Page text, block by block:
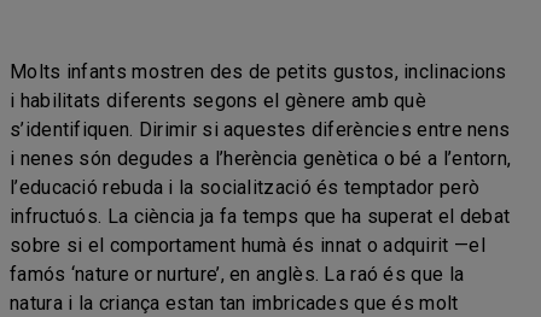
Molts infants mostren des de petits gustos, inclinacions
i habilitats diferents segons el gènere amb què
s’identifiquen. Dirimir si aquestes diferències entre nens
i nenes són degudes a l’herència genètica o bé a l’entorn,
l’educació rebuda i la socialització és temptador però
infructuós. La ciència ja fa temps que ha superat el debat
sobre si el comportament humà és innat o adquirit —el
famós ‘nature or nurture’, en anglès. La raó és que la
natura i la criança estan tan imbricades que és molt